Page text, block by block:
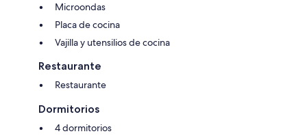
Microondas
Placa de cocina
Vajilla y utensilios de cocina
Restaurante
Restaurante
Dormitorios
4 dormitorios